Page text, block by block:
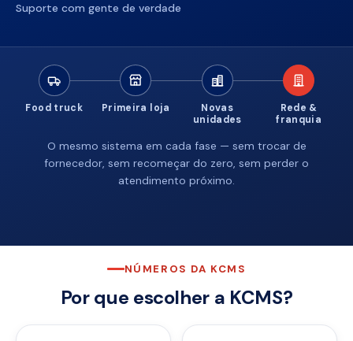
Suporte com gente de verdade
Food truck Primeira loja
Novas
unidades
Rede &
franquia
O mesmo sistema em cada fase — sem trocar de
fornecedor, sem recomeçar do zero, sem perder o
atendimento próximo.
NÚMEROS DA KCMS
Por que escolher a KCMS?